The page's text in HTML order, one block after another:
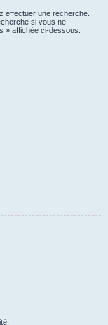
effectuer une recherche.
si vous ne
» affichée ci-dessous.